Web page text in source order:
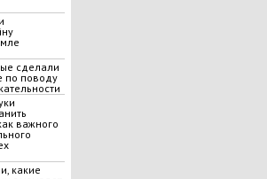
сделали
по поводу
важного
какие